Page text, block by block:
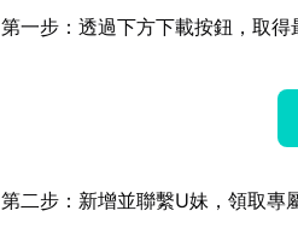
第一步：透過下方下載按鈕，取得
第二步：新增並聯繫U妹，領取專